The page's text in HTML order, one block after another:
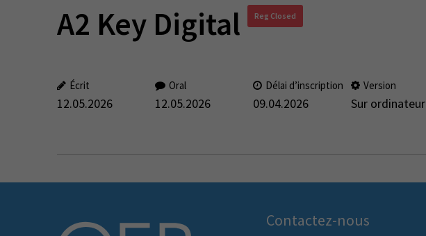
A2 Key Digital Reg Closed
Écrit
12.05.2026
Oral
12.05.2026
Délai d’inscription
09.04.2026
Version
Sur ordinateur
Contactez-nous